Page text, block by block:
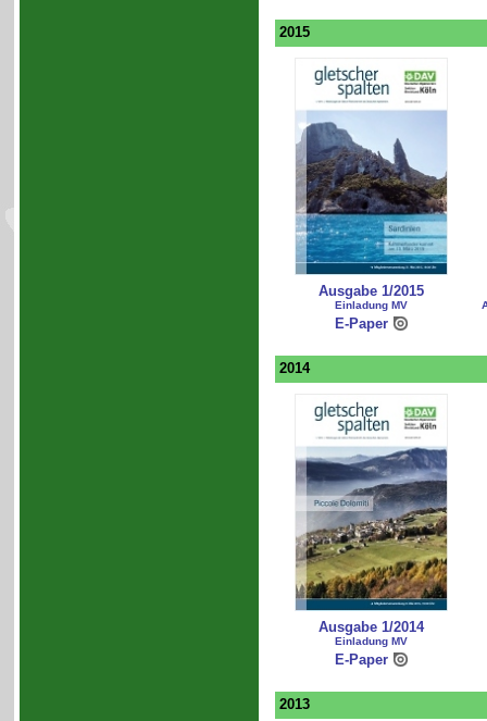
2015
Ausgabe 1/2015
Einladung MV
E-Paper
2014
Ausgabe 1/2014
Einladung MV
E-Paper
2013